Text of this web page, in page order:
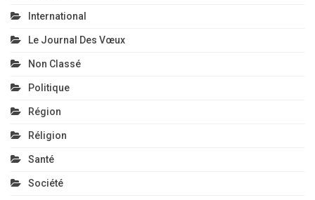
International
Le Journal Des Vœux
Non Classé
Politique
Région
Réligion
Santé
Société